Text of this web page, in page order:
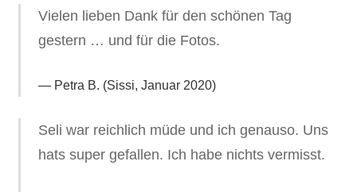
Vielen lieben Dank für den schönen Tag
gestern … und für die Fotos.
Petra B. (Sissi, Januar 2020)
Seli war reichlich müde und ich genauso. Uns
hats super gefallen. Ich habe nichts vermisst.